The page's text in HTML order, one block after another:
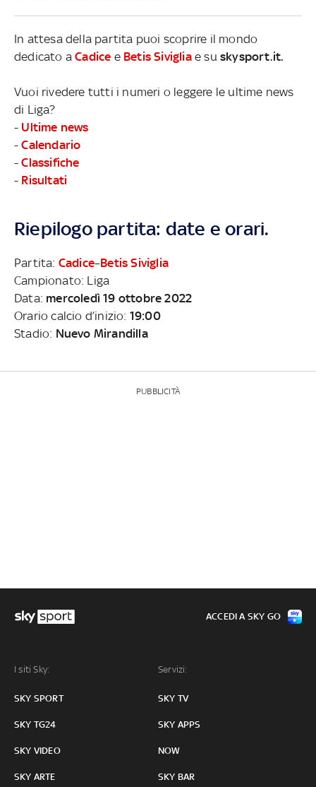
In attesa della partita puoi scoprire il mondo
dedicato aCadice e Betis Sivigliae suskysport.it.
Vuoi rivedere tutti i numeri o leggere le ultime news
di Liga?
- Ultime news
-Calendario
-Classifiche
- Risultati
Riepilogo partita: date e orari.
Partita: Cadice–Betis Siviglia
Campionato: Liga
Data: mercoledì 19 ottobre 2022
Orario calcio d’inizio: 19:00
Stadio: Nuevo Mirandilla
PUBBLICITÀ
I siti Sky:
SKY SPORT
SKY TG24
SKY VIDEO
SKY ARTE
Servizi:
SKY TV
SKY APPS
NOW
SKY BAR
ACCEDI A SKY GO